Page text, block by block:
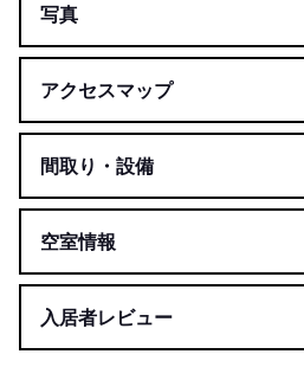
写真
アクセスマップ
間取り・設備
空室情報
入居者レビュー